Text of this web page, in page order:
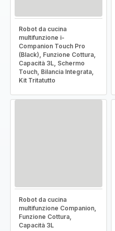
Robot da cucina
multifunzione i-
Companion Touch Pro
(Black), Funzione Cottura,
Capacità 3L, Schermo
Touch, Bilancia Integrata,
Kit Tritatutto
Robot da cucina
multifunzione Companion,
Funzione Cottura,
Capacità 3L